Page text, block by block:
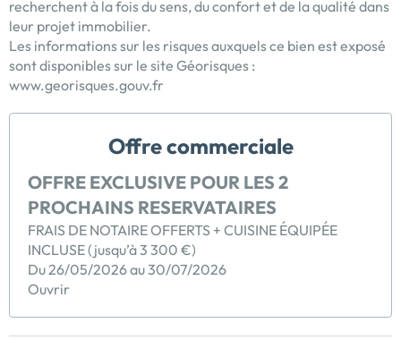
recherchent à la fois du sens, du confort et de la qualité dans
leur projet immobilier.
Les informations sur les risques auxquels ce bien est exposé
sont disponibles sur le site Géorisques :
www.georisques.gouv.fr
Offre commerciale
OFFRE EXCLUSIVE POUR LES 2
PROCHAINS RESERVATAIRES
FRAIS DE NOTAIRE OFFERTS + CUISINE ÉQUIPÉE
INCLUSE (jusqu’à 3 300 €)
Du 26/05/2026 au 30/07/2026
Ouvrir